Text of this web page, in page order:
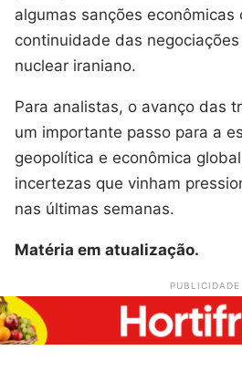
algumas sanções econômicas
continuidade das
nuclear iraniano.
Para analistas, o avanço das
um importante passo para a
geopolítica e econômica
incertezas que vinham
nas últimas semanas.
Matéria em atualização.
PUBLICIDADE